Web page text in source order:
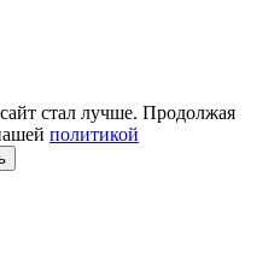
стал лучше. Продолжая
политикой